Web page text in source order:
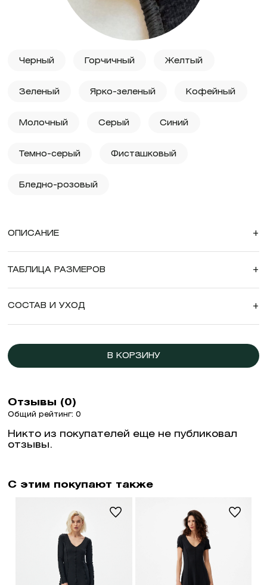
Черный Горчичный Желтый
Зеленый Ярко-зеленый Кофейный
Молочный Серый Синий
Темно-серый Фисташковый
Бледно-розовый
ОПИСАНИЕ +
ТАБЛИЦА РАЗМЕРОВ +
СОСТАВ И УХОД +
В КОРЗИНУ
Отзывы (0)
Общий рейтинг: 0
Никто из покупателей еще не публиковал
отзывы.
С этим покупают также